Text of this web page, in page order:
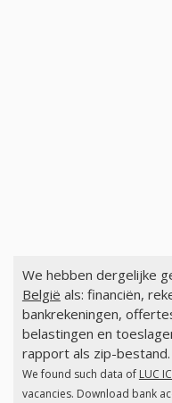
We hebben dergelijke
België als: financiën,
bankrekeningen,
belastingen en
rapport als zip-bestand.
We found such data of LUC
vacancies. Download bank